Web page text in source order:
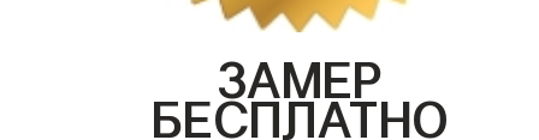
ЗАМЕР
БЕСПЛАТНО